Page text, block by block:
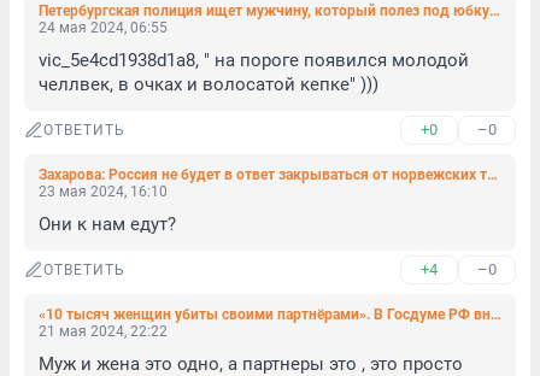
Петербургская полиция ищет мужчину, который полез под юбку девушке в метро
24 мая 2024, 06:55
vic_5e4cd1938d1a8, " на пороге появился молодой
челлвек, в очках и волосатой кепке" )))
ОТВЕТИТЬ +0 –0
Захарова: Россия не будет в ответ закрываться от норвежских туристов
23 мая 2024, 16:10
Они к нам едут?
ОТВЕТИТЬ +4 –0
«10 тысяч женщин убиты своими партнёрами». В Госдуме РФ вновь подняли тему домашнего насилия
21 мая 2024, 22:22
Муж и жена это одно, а партнеры это , это просто